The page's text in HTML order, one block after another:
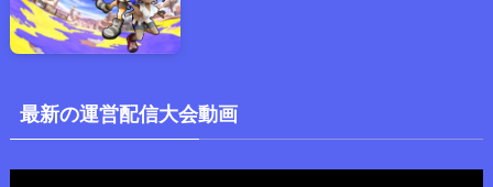
最新の運営配信大会動画